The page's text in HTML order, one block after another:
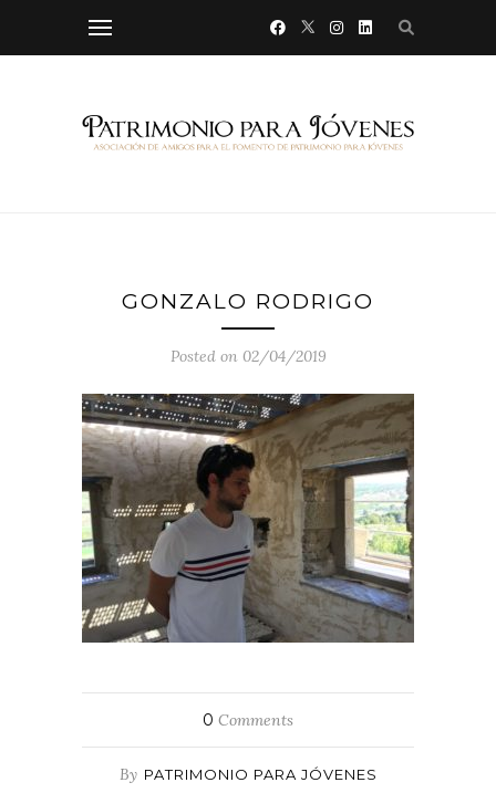
GONZALO RODRIGO
Posted on 02/04/2019
0 Comments
By PATRIMONIO PARA JÓVENES